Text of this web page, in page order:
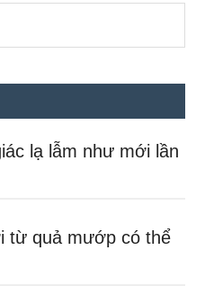
lạ lẫm như mới lần
từ quả mướp có thể